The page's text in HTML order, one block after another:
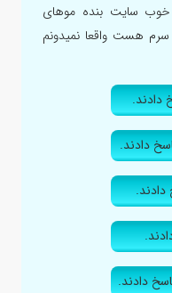
خوب سایت بنده موهای
سرم هست واقعا نمیدونم
دادند.
دادند.
دادند.